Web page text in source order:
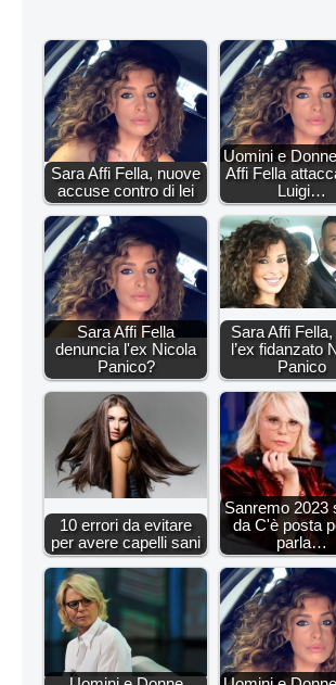
Sara Affi Fella, nuove
accuse contro di lei
Uomini e
Affi Fella
Luigi…
Sara Affi Fella
denuncia l'ex Nicola
Panico?
Sara Affi
l’ex fidanzato
Panico
10 errori da evitare
per avere capelli sani
Sanremo 2023
da C'è posta
parla…